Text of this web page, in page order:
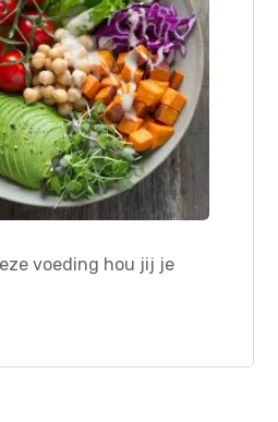
voeding hou jij je